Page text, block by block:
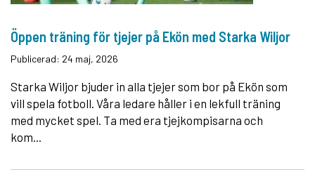
Öppen träning för tjejer på Ekön med Starka Wiljor
Publicerad: 24 maj, 2026
Starka Wiljor bjuder in alla tjejer som bor på Ekön som
vill spela fotboll. Våra ledare håller i en lekfull träning
med mycket spel. Ta med era tjejkompisarna och
kom...